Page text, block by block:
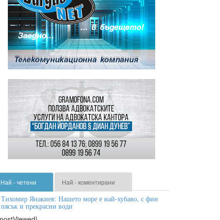
Най - четени Най - коментирани
Тихомир Янакиев: Нашето море е най-хубаво, с фин
пясък и прекрасни води